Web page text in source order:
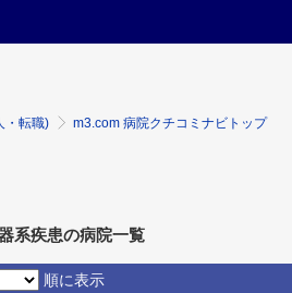
・転職)
m3.com 病院クチコミナビトップ
系疾患の病院一覧
順に表示